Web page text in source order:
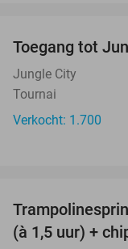
Toegang tot
Jungle City
Tournai
Verkocht: 1.700
(à 1,5 uur) +